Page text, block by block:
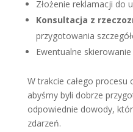
Złożenie reklamacji do
Konsultacja z
przygotowania
Ewentualne
W trakcie całego procesu
abyśmy byli dobrze
odpowiednie dowody,
zdarzeń.